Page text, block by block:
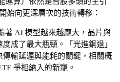
始向更深層次的技術轉移：
著 AI 模型越來越龐大，晶片與
成了最大瓶頸。「光進銅退」
傳輸延遲與能耗的關鍵，相關概
爭相納入的新寵。